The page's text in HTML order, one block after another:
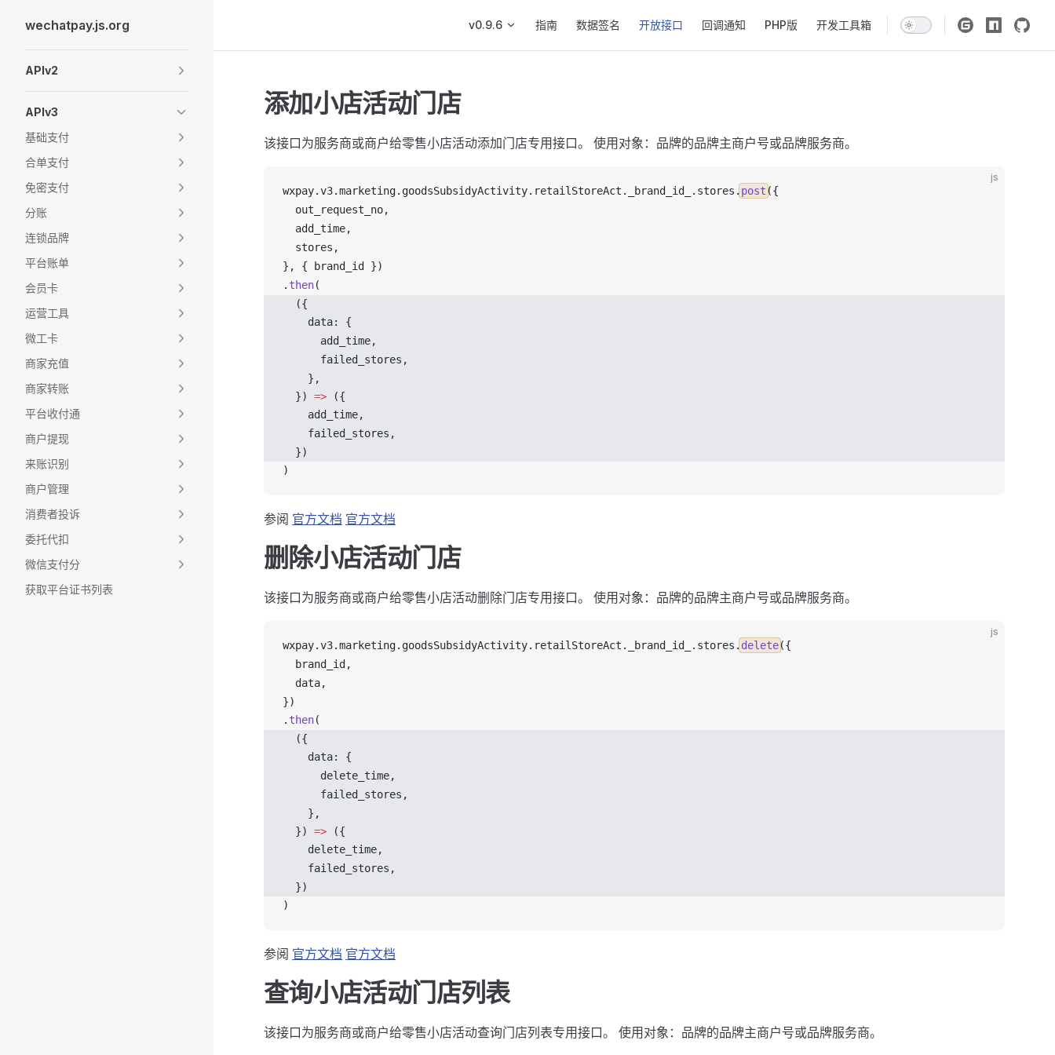
Skip to content
wechatpay.js.org v0.9.6 指南 数据签名 开放接口 回调通知 PHP版 开发工具箱
APIv2
APIv3
基础支付
合单支付
免密支付
分账
连锁品牌
平台账单
会员卡
运营工具
微工卡
商家充值
商家转账
平台收付通
商户提现
来账识别
商户管理
消费者投诉
委托代扣
微信支付分
获取平台证书列表
添加小店活动门店
该接口为服务商或商户给零售小店活动添加门店专用接口。 使用对象：品牌的品牌主商户号或品牌服务商。
js
wxpay.v3.marketing. goodsSubsidyActivity. retailStoreAct . _brand_id_ . stores . post ({
out_request_no,
add_time,
stores ,
}, {
brand_id
})
. then(
  ({
data: {
add_time,
failed_stores ,
    },
  })
=> ({
add_time,
failed_stores ,
  })
)
参阅 官方文档 官方文档
删除小店活动门店
该接口为服务商或商户给零售小店活动删除门店专用接口。 使用对象：品牌的品牌主商户号或品牌服务商。
js
wxpay.v3.marketing. goodsSubsidyActivity. retailStoreAct . _brand_id_ . stores . delete({
brand_id ,
data,
})
. then(
  ({
data: {
delete_time,
failed_stores ,
    },
  })
=> ({
delete_time,
failed_stores ,
  })
)
参阅 官方文档 官方文档
查询小店活动门店列表
该接口为服务商或商户给零售小店活动查询门店列表专用接口。 使用对象：品牌的品牌主商户号或品牌服务商。